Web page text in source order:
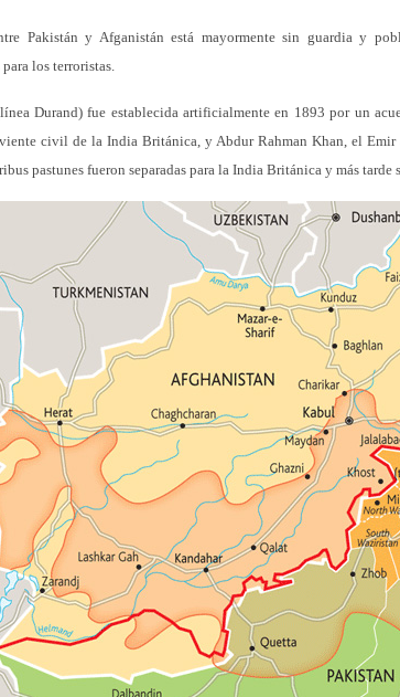
Pakistán y Afganistán está mayormente sin guardia y
los terroristas.
Durand) fue establecida artificialmente en 1893 por un
civil de la India Británica, y Abdur Rahman Khan, el Emir
pastunes fueron separadas para la India Británica y más